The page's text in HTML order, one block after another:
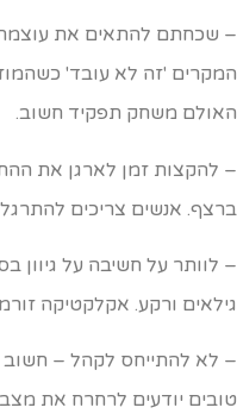
שכחתם להתאים את עוצמת
'זה לא עובד'
משחק תפקיד חשוב.
להקצות זמן לארגן את
אנשים צריכים להתרגל,
לוותר על חשיבה על גיוון
ורקע. אקלקטיקה
לא להתייחס לקהל – חשוב
יודעים לרחרח את מצב